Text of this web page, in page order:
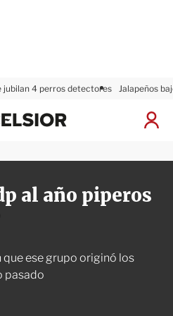
jubilan 4 perros detectores Jalapeños
I
x
l
i
o
al año piperos
ese grupo originó los
pasado